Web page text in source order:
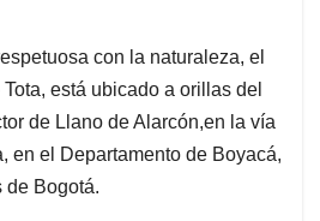
con la naturaleza, el
está ubicado a orillas del
de Llano de Alarcón,en la vía
en el Departamento de Boyacá,
de Bogotá.